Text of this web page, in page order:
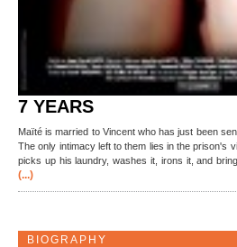
7 YEARS
Maïté is married to Vincent who has just been
The only intimacy left to them lies in the prison's
picks up his laundry, washes it, irons it, and
(...)
BIOGRAPHY